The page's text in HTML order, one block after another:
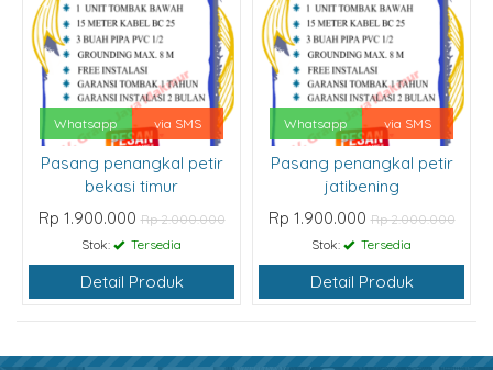
Whatsapp via SMS
Pasang penangkal petir
bekasi timur
Rp 1.900.000Rp 2.000.000
Stok:
Tersedia
Detail Produk
Whatsapp via SMS
Pasang penangkal petir
jatibening
Rp 1.900.000Rp 2.000.000
Stok:
Tersedia
Detail Produk